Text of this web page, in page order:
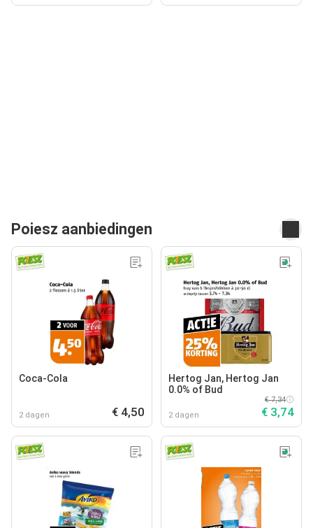
Poiesz aanbiedingen
Coca-Cola
2 dagen € 4,50
Hertog Jan, Hertog Jan
0.0% of Bud
2 dagen
€ 7,34
€ 3,74